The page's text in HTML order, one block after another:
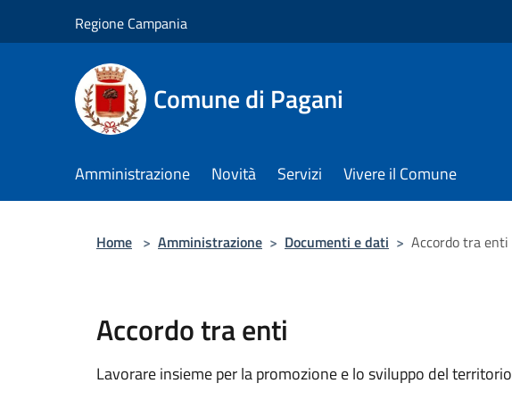
Regione Campania
Comune di Pagani
Amministrazione Novità Servizi Vivere il Comune
Home > Amministrazione > Documenti e dati > Accordo tra enti
Accordo tra enti
Lavorare insieme per la promozione e lo sviluppo del territorio